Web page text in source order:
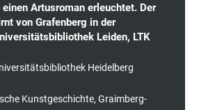
Artusroman erleuchtet. Der
von Grafenberg in der
Leiden, LTK
Heidelberg
Kunstgeschichte, Graimberg-